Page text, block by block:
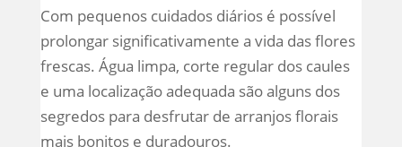
Com pequenos cuidados diários é possível
prolongar significativamente a vida das flores
frescas. Água limpa, corte regular dos caules
e uma localização adequada são alguns dos
segredos para desfrutar de arranjos florais
mais bonitos e duradouros.